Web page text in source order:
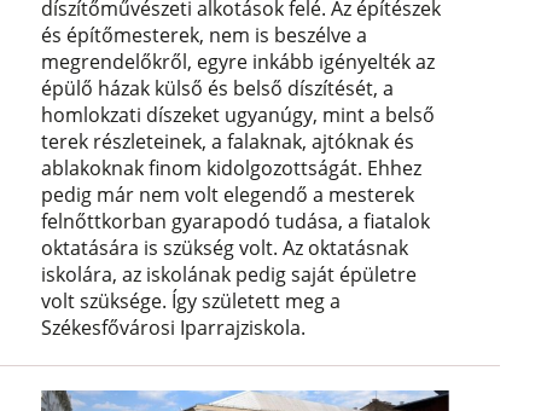
díszítőművészeti alkotások felé. Az építészek
és építőmesterek, nem is beszélve a
megrendelőkről, egyre inkább igényelték az
épülő házak külső és belső díszítését, a
homlokzati díszeket ugyanúgy, mint a belső
terek részleteinek, a falaknak, ajtóknak és
ablakoknak finom kidolgozottságát. Ehhez
pedig már nem volt elegendő a mesterek
felnőttkorban gyarapodó tudása, a fiatalok
oktatására is szükség volt. Az oktatásnak
iskolára, az iskolának pedig saját épületre
volt szüksége. Így született meg a
Székesfővárosi Iparrajziskola.